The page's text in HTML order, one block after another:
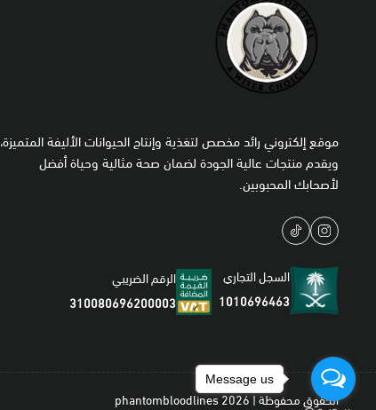
موقع إلكتروني رائد مخصص لتغذية وإنتاج الحيوانات الأليفة المتميزة،
ويقدم منتجات عالية الجودة لضمان صحة مثالية وحياة أفضل
لأصحابك المحبوبين.
السجل التجاري
1010696463
الرقم الضريبي
310080696200003
الحقوق محفوظة | 2026 phantombloodlines
Message us